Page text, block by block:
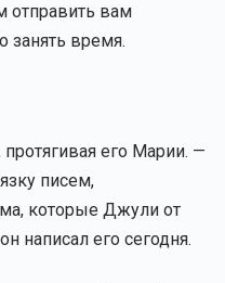
отправить вам
занять время.
его Марии. —
писем,
которые Джули от
написал его сегодня.